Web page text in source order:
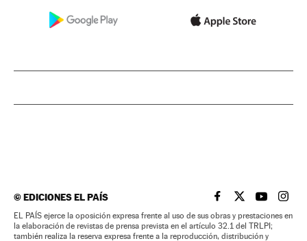
©EDICIONES EL PAÍS EL PAÍS BRASIL EN
EL PAÍSEL PAÍS
EL
EL PAÍS ejerce la oposición expresa frente al uso de sus obras y prestaciones en
la elaboración de revistas de prensa prevista en el artículo 32.1 del TRLPI;
también realiza la reserva expresa frente a la reproducción, distribución y